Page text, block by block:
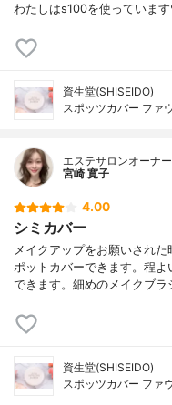
わたしはs100を使っていま
資生堂(SHISEIDO)
スポッツカバー ファ
エステサロンオーナ
宮崎 寛子
4.00
シミカバー
メイクアップをお願いされ
ポットカバーできます。程
できます。細めのメイクブ
資生堂(SHISEIDO)
スポッツカバー ファ